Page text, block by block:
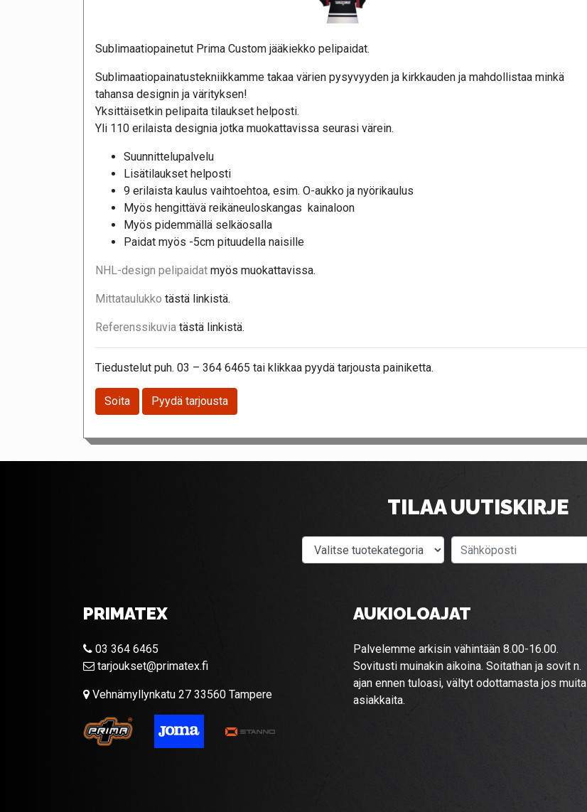
Sublimaatiopainetut Prima Custom jääkiekko pelipaidat.
Sublimaatiopainatustekniikkamme takaa värien pysyvyyden ja kirkkauden ja mahdollistaa minkä
tahansa designin ja värityksen!
Yksittäisetkin pelipaita tilaukset helposti.
Yli 110 erilaista designia jotka muokattavissa seurasi värein.
Suunnittelupalvelu
Lisätilaukset helposti
9 erilaista kaulus vaihtoehtoa, esim. O-aukko ja nyörikaulus
Myös hengittävä reikäneuloskangas kainaloon
Myös pidemmällä selkäosalla
Paidat myös -5cm pituudella naisille
NHL-design pelipaidat myös muokattavissa.
Mittataulukko tästä linkistä.
Referenssikuvia tästä linkistä.
Tiedustelut puh. 03 – 364 6465 tai klikkaa pyydä tarjousta painiketta.
Soita Pyydä tarjousta
TILAA UUTISKIRJE
Valitse tuotekategoria
PRIMATEX
03 364 6465
tarjoukset@primatex.fi
Vehnämyllynkatu 27 33560 Tampere
AUKIOLOAJAT
Palvelemme arkisin vähintään 8.00-16.00.
Sovitusti muinakin aikoina. Soitathan ja sovit n.
ajan ennen tuloasi, vältyt odottamasta jos muita
asiakkaita.